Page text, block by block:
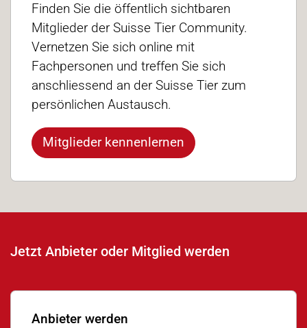
Finden Sie die öffentlich sichtbaren
Mitglieder der Suisse Tier Community.
Vernetzen Sie sich online mit
Fachpersonen und treffen Sie sich
anschliessend an der Suisse Tier zum
persönlichen Austausch.
Mitglieder kennenlernen
Jetzt Anbieter oder Mitglied werden
Anbieter werden